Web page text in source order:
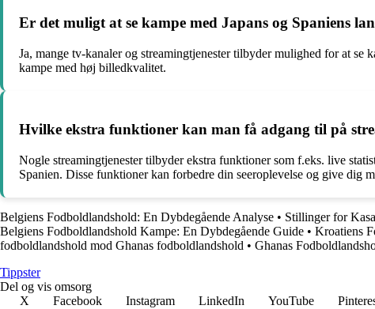
Er det muligt at se kampe med Japans og Spaniens
Ja, mange tv-kanaler og streamingtjenester tilbyder mulighed for at
kampe med høj billedkvalitet.
Hvilke ekstra funktioner kan man få adgang til på
Nogle streamingtjenester tilbyder ekstra funktioner som f.eks. live
Spanien. Disse funktioner kan forbedre din seeroplevelse og give dig
Belgiens Fodboldlandshold: En Dybdegående Analyse • Stillinger for
Belgiens Fodboldlandshold Kampe: En Dybdegående Guide • Kroatiens
fodboldlandshold mod Ghanas fodboldlandshold • Ghanas
Tippster
Del og vis omsorg
X
Facebook Instagram LinkedIn YouTube